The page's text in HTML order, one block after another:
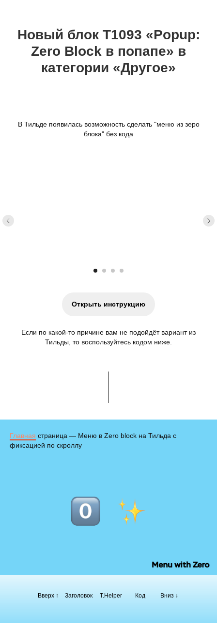
Новый блок Т1093 «Popup:
Zero Block в попапе» в
категории «Другое»
В Тильде появилась возможность сделать "меню из зеро
блока" без кода
Открыть инструкцию
Если по какой-то причине вам не подойдёт вариант из
Тильды, то воспользуйтесь кодом ниже.
Главная страница — Меню в Zero block на Тильда с
фиксацией по скроллу
Заголовок
Вверх ↑ T.Helper Код Вниз ↓